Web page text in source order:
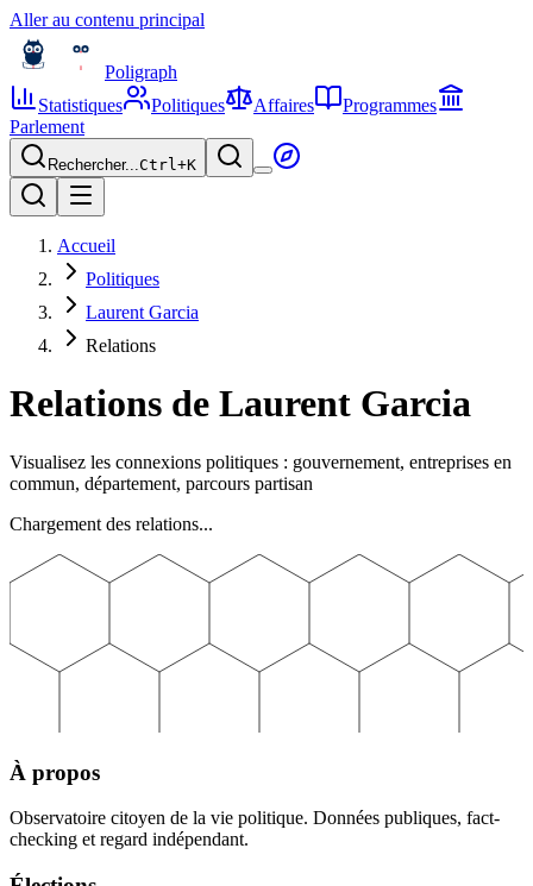
Aller au contenu principal
Poligraph
Statistiques
Politiques Affaires
Programmes
Parlement
Rechercher...Ctrl+K
Accueil
Politiques
Laurent Garcia
Relations
Relations de Laurent Garcia
Visualisez les connexions politiques : gouvernement, entreprises en
commun, département, parcours partisan
Chargement des relations...
À propos
Observatoire citoyen de la vie politique. Données publiques, fact-
checking et regard indépendant.